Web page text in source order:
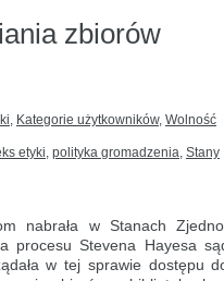
zbiorów
, Kategorie użytkowników, Wolność
etyki, polityka gromadzenia, Stany
nabrała w Stanach
procesu Stevena Hayesa
w tej sprawie dostępu